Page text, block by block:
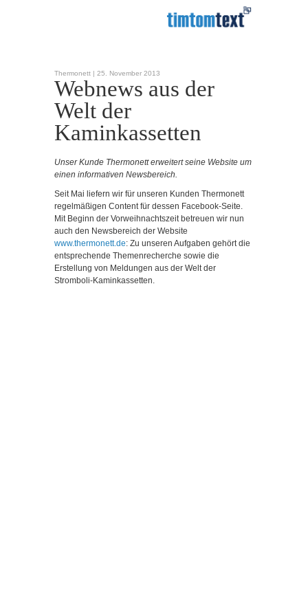
Thermonett | 25. November 2013
Webnews aus der
Welt der
Kaminkassetten
Unser Kunde Thermonett erweitert seine Website um
einen informativen Newsbereich.
Seit Mai liefern wir für unseren Kunden Thermonett
regelmäßigen Content für dessen Facebook-Seite.
Mit Beginn der Vorweihnachtszeit betreuen wir nun
auch den Newsbereich der Website
www.thermonett.de: Zu unseren Aufgaben gehört die
entsprechende Themenrecherche sowie die
Erstellung von Meldungen aus der Welt der
Stromboli-Kaminkassetten.